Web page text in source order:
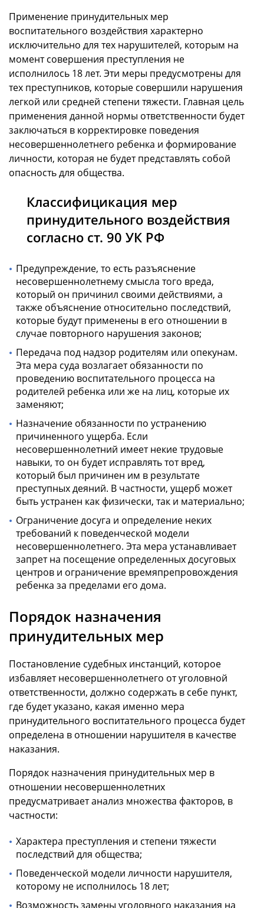
Применение принудительных мер
воспитательного воздействия характерно
исключительно для тех нарушителей, которым на
момент совершения преступления не
исполнилось 18 лет. Эти меры предусмотрены для
тех преступников, которые совершили нарушения
легкой или средней степени тяжести. Главная цель
применения данной нормы ответственности будет
заключаться в корректировке поведения
несовершеннолетнего ребенка и формирование
личности, которая не будет представлять собой
опасность для общества.
Классифицикация мер
принудительного воздействия
согласно ст. 90 УК РФ
Предупреждение, то есть разъяснение
несовершеннолетнему смысла того вреда,
который он причинил своими действиями, а
также объяснение относительно последствий,
которые будут применены в его отношении в
случае повторного нарушения законов;
Передача под надзор родителям или опекунам.
Эта мера суда возлагает обязанности по
проведению воспитательного процесса на
родителей ребенка или же на лиц, которые их
заменяют;
Назначение обязанности по устранению
причиненного ущерба. Если
несовершеннолетний имеет некие трудовые
навыки, то он будет исправлять тот вред,
который был причинен им в результате
преступных деяний. В частности, ущерб может
быть устранен как физически, так и материально;
Ограничение досуга и определение неких
требований к поведенческой модели
несовершеннолетнего. Эта мера устанавливает
запрет на посещение определенных досуговых
центров и ограничение времяпрепровождения
ребенка за пределами его дома.
Порядок назначения
принудительных мер
Постановление судебных инстанций, которое
избавляет несовершеннолетнего от уголовной
ответственности, должно содержать в себе пункт,
где будет указано, какая именно мера
принудительного воспитательного процесса будет
определена в отношении нарушителя в качестве
наказания.
Порядок назначения принудительных мер в
отношении несовершеннолетних
предусматривает анализ множества факторов, в
частности:
Характера преступления и степени тяжести
последствий для общества;
Поведенческой модели личности нарушителя,
которому не исполнилось 18 лет;
Возможность замены уголовного наказания на